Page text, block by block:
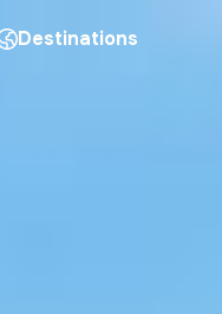
Destinations